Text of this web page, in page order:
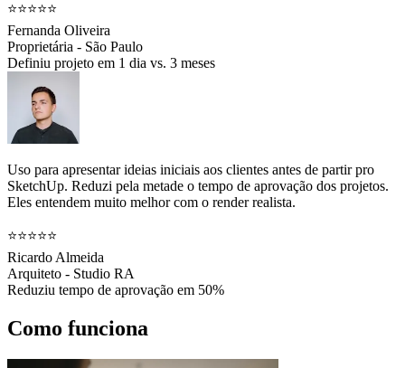
⭐⭐⭐⭐⭐
Fernanda Oliveira
Proprietária - São Paulo
Definiu projeto em 1 dia vs. 3 meses
Uso para apresentar ideias iniciais aos clientes antes de partir pro
SketchUp. Reduzi pela metade o tempo de aprovação dos projetos.
Eles entendem muito melhor com o render realista.
⭐⭐⭐⭐⭐
Ricardo Almeida
Arquiteto - Studio RA
Reduziu tempo de aprovação em 50%
Como funciona